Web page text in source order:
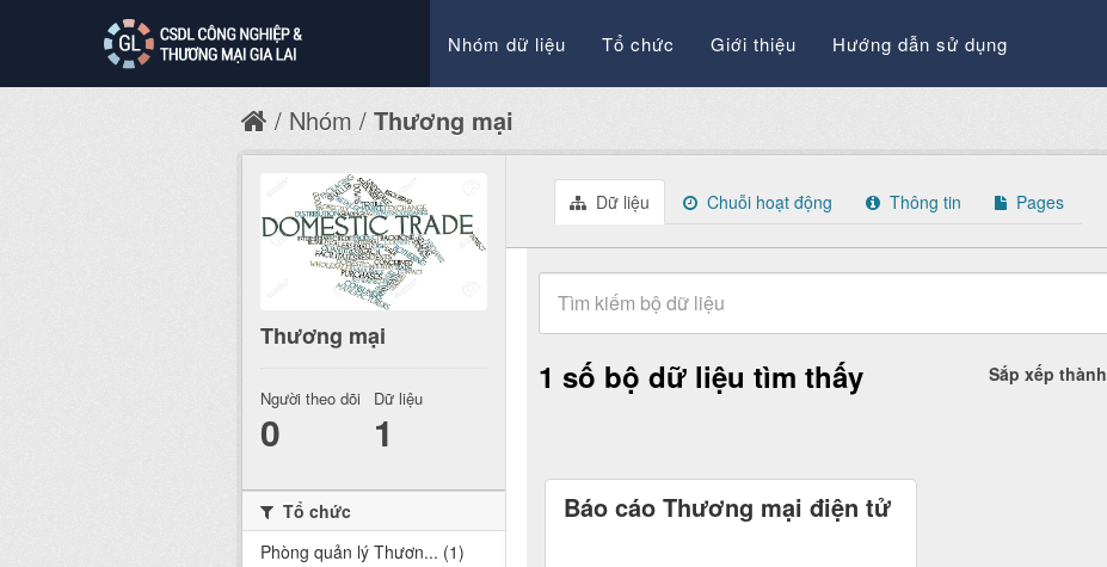
Nhóm dữ liệu Tổ chức Giới thiệu Hướng dẫn sử dụng
Nhóm Thương mại
Dữ liệu Chuỗi hoạt động Thông tin Pages
Sắp xếp thành
1 số bộ dữ liệu tìm thấy
Báo cáo Thương mại điện tử
Thương mại
Người theo dõi
0
Dữ liệu
1
Tổ chức
Phòng quản lý Thươn... (1)